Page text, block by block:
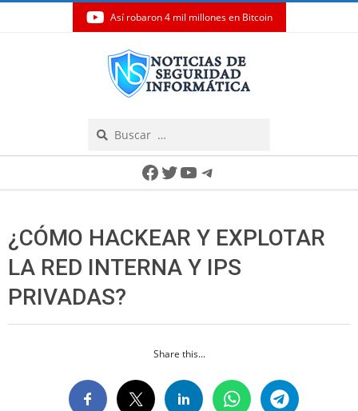
Así robaron 4 mil millones en Bitcoin
Facebook
Twitter
YouTube
Telegram
¿CÓMO HACKEAR Y EXPLOTAR
LA RED INTERNA Y IPS
PRIVADAS?
Share this...